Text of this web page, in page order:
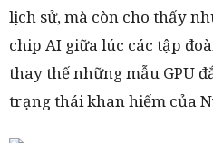
lịch sử, mà còn cho thấy
chip AI giữa lúc các tập
thay thế những mẫu GPU
trạng thái khan hiếm của